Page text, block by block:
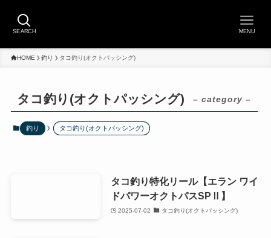
SEARCH MENU
HOME 釣り タコ釣り(オクトパッシング)
タコ釣り(オクトパッシング) – category –
釣り タコ釣り(オクトパッシング)
タコ釣り特化リール【エラン ワイ
ドパワーオクトパスSPⅡ】
2025-07-02 タコ釣り(オクトパッシング)